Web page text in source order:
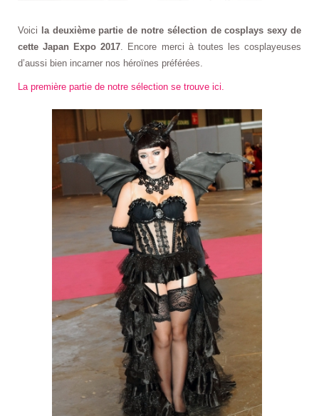
Voici
la deuxième partie de notre sélection de cosplays sexy de
cette Japan Expo 2017. Encore merci à toutes les cosplayeuses
d’aussi bien incarner nos héroïnes préférées.
La première partie de notre sélection se trouve ici.